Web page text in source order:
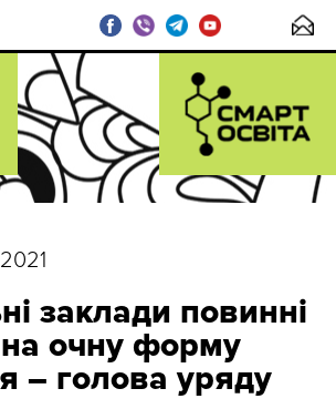
заклади повинні
очну форму
– голова уряду